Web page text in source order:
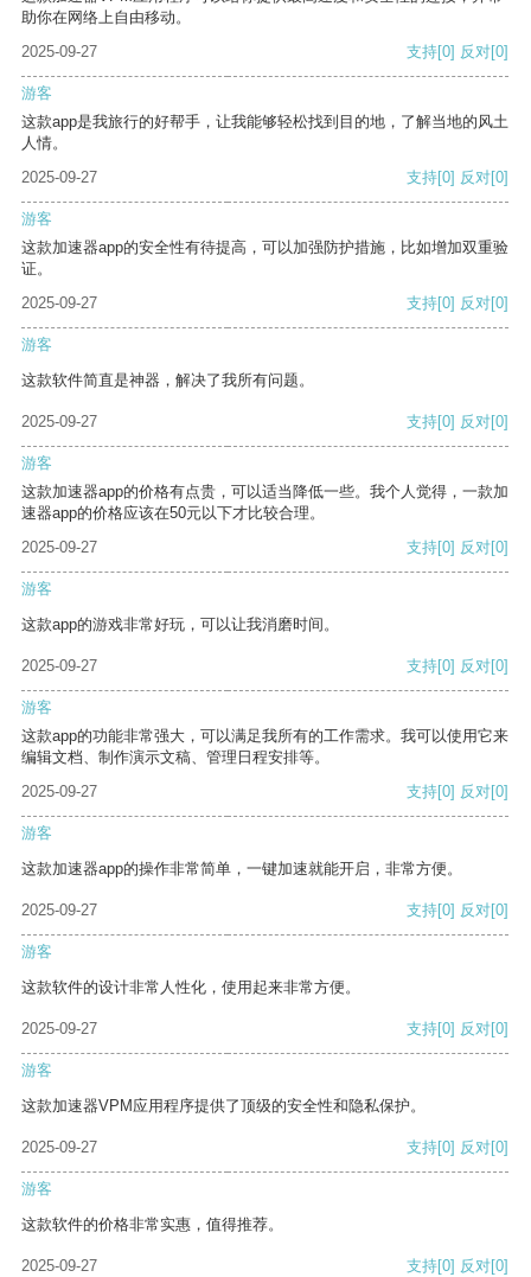
助你在网络上自由移动。
2025-09-27
支持[0] 反对[0]
游客
这款app是我旅行的好帮手，让我能够轻松找到目的地，了解当地的风土
人情。
2025-09-27
支持[0] 反对[0]
游客
这款加速器app的安全性有待提高，可以加强防护措施，比如增加双重验
证。
2025-09-27
支持[0] 反对[0]
游客
这款软件简直是神器，解决了我所有问题。
2025-09-27 支持[0] 反对[0]
游客
这款加速器app的价格有点贵，可以适当降低一些。我个人觉得，一款加
速器app的价格应该在50元以下才比较合理。
2025-09-27
支持[0] 反对[0]
游客
这款app的游戏非常好玩，可以让我消磨时间。
2025-09-27 支持[0] 反对[0]
游客
这款app的功能非常强大，可以满足我所有的工作需求。我可以使用它来
编辑文档、制作演示文稿、管理日程安排等。
2025-09-27
支持[0] 反对[0]
游客
这款加速器app的操作非常简单，一键加速就能开启，非常方便。
2025-09-27 支持[0] 反对[0]
游客
这款软件的设计非常人性化，使用起来非常方便。
2025-09-27 支持[0] 反对[0]
游客
这款加速器VPM应用程序提供了顶级的安全性和隐私保护。
2025-09-27 支持[0] 反对[0]
游客
这款软件的价格非常实惠，值得推荐。
2025-09-27 支持[0] 反对[0]